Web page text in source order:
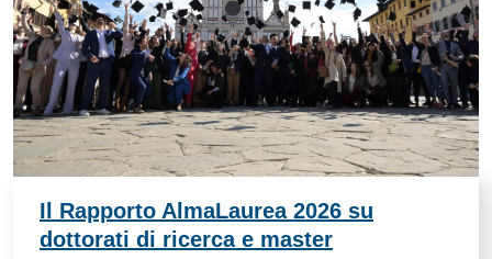
Il Rapporto AlmaLaurea 2026 su
dottorati di ricerca e master